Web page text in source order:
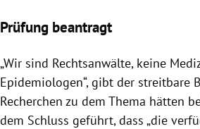
Prüfung beantragt
„Wir sind Rechtsanwälte, keine
Epidemiologen“, gibt der streitbare
Recherchen zu dem Thema hätten
dem Schluss geführt, dass „die